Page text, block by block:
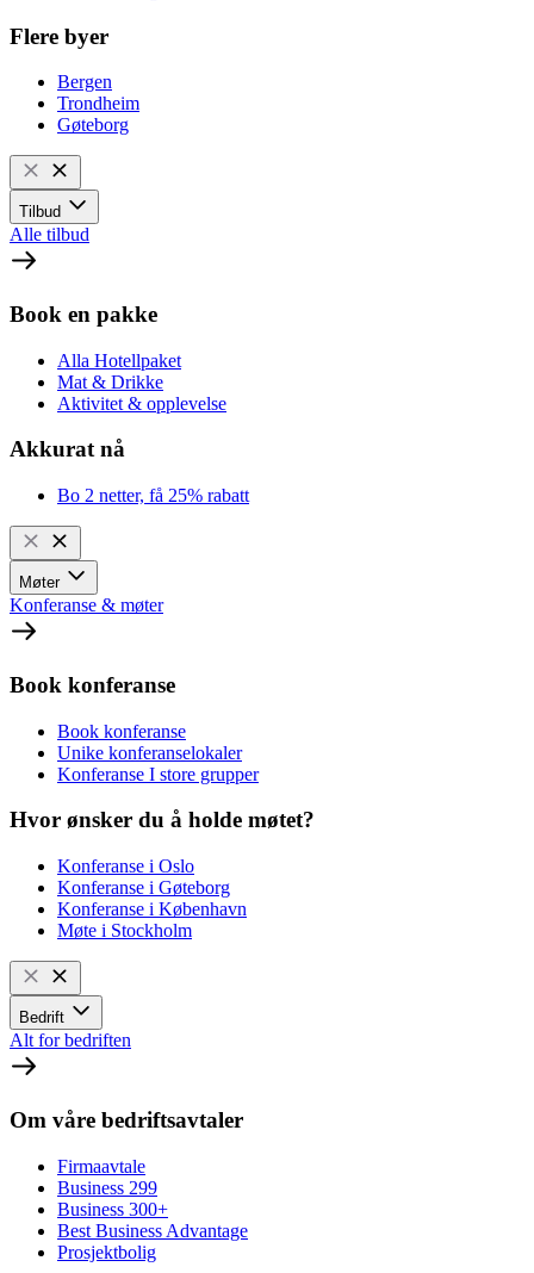
Flere byer
Bergen
Trondheim
Gøteborg
Tilbud
Alle tilbud
Book en pakke
Alla Hotellpaket
Mat & Drikke
Aktivitet & opplevelse
Akkurat nå
Bo 2 netter, få 25% rabatt
Møter
Konferanse & møter
Book konferanse
Book konferanse
Unike konferanselokaler
Konferanse I store grupper
Hvor ønsker du å holde møtet?
Konferanse i Oslo
Konferanse i Gøteborg
Konferanse i København
Møte i Stockholm
Bedrift
Alt for bedriften
Om våre bedriftsavtaler
Firmaavtale
Business 299
Business 300+
Best Business Advantage
Prosjektbolig